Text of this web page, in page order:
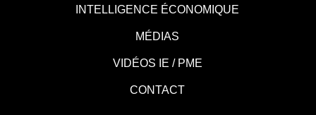
INTELLIGENCE ÉCONOMIQUE
MÉDIAS
VIDÉOS IE / PME
CONTACT